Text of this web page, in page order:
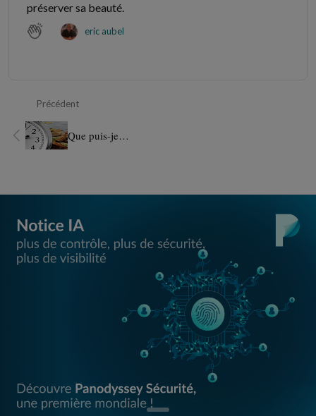
préserver sa beauté.
eric aubel
Précédent
Que puis-je…